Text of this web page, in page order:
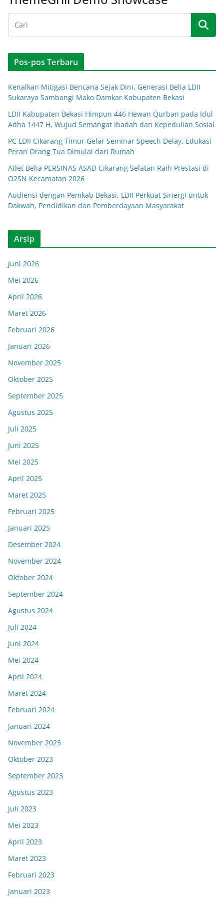
Pos-pos Terbaru
Kenalkan Mitigasi Bencana Sejak Dini, Generasi Belia LDII
Sukaraya Sambangi Mako Damkar Kabupaten Bekasi
LDII Kabupaten Bekasi Himpun 446 Hewan Qurban pada Idul
Adha 1447 H, Wujud Semangat Ibadah dan Kepedulian Sosial
PC LDII Cikarang Timur Gelar Seminar Speech Delay, Edukasi
Peran Orang Tua Dimulai dari Rumah
Atlet Belia PERSINAS ASAD Cikarang Selatan Raih Prestasi di
O2SN Kecamatan 2026
Audiensi dengan Pemkab Bekasi, LDII Perkuat Sinergi untuk
Dakwah, Pendidikan dan Pemberdayaan Masyarakat
Arsip
Juni 2026
Mei 2026
April 2026
Maret 2026
Februari 2026
Januari 2026
November 2025
Oktober 2025
September 2025
Agustus 2025
Juli 2025
Juni 2025
Mei 2025
April 2025
Maret 2025
Februari 2025
Januari 2025
Desember 2024
November 2024
Oktober 2024
September 2024
Agustus 2024
Juli 2024
Juni 2024
Mei 2024
April 2024
Maret 2024
Februari 2024
Januari 2024
November 2023
Oktober 2023
September 2023
Agustus 2023
Juli 2023
Mei 2023
April 2023
Maret 2023
Februari 2023
Januari 2023